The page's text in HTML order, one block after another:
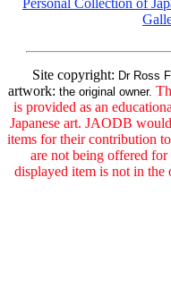
Personal Collection of
Site copyright: Dr Ross
artwork: the original owner.
is provided as an
Japanese art. JAODB
items for their contribution
are not being offered
displayed item is not in